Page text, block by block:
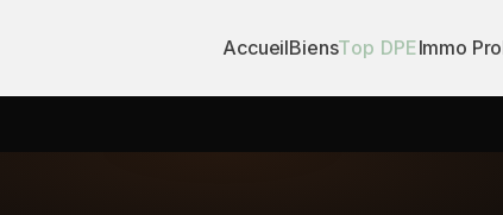
AccueilBiensTop DPEImmo Pro